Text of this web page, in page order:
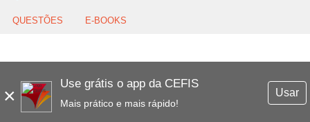
×
Use grátis o app da CEFIS
Mais prático e mais rápido!
Usar
QUESTÕES E-BOOKS